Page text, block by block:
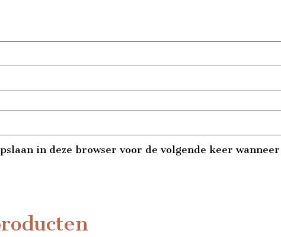
in deze browser voor de volgende keer